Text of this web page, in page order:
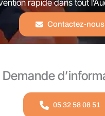
rapide dans tout
Contactez-nous
Demande
05 32 58 08 51